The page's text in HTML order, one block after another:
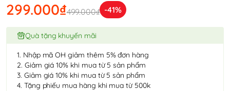
299.000₫499.000₫ -41%
Quà tặng khuyến mãi
1. Nhập mã OH giảm thêm 5% đơn hàng
2. Giảm giá 10% khi mua từ 5 sản phẩm
3. Giảm giá 10% khi mua từ 5 sản phẩm
4. Tặng phiếu mua hàng khi mua từ 500k